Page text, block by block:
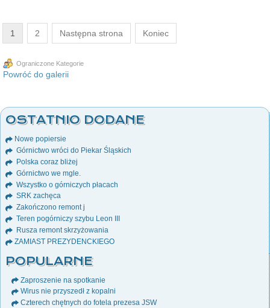
1 2 Następna strona Koniec
Ograniczone Kategorie
Powróć do galerii
OSTATNIO DODANE
Nowe popiersie
Górnictwo wróci do Piekar Śląskich
Polska coraz bliżej
Górnictwo we mgle.
Wszystko o górniczych płacach
SRK zachęca
Zakończono remont j
Teren pogórniczy szybu Leon III
Rusza remont skrzyżowania
ZAMIAST PREZYDENCKIEGO
POPULARNE
Zaproszenie na spotkanie
Wirus nie przyszedł z kopalni
Czterech chętnych do fotela prezesa JSW